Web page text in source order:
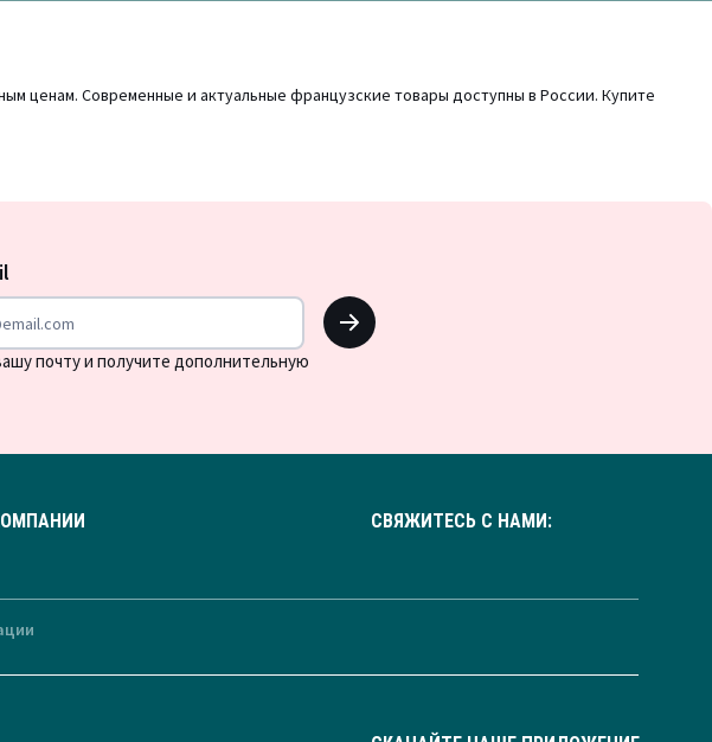
ценам. Современные и актуальные французские товары доступны в России. Купите
OK
почту и получите дополнительную
СВЯЖИТЕСЬ С НАМИ: